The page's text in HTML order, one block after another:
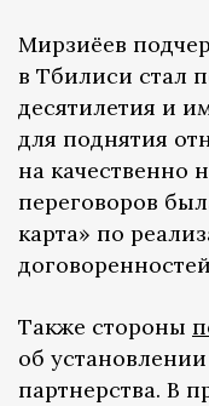
Мирзиёев
в Тбилиси стал
десятилетия и
для поднятия
на качественно
переговоров
карта» по
Также стороны
об
партнерства. В